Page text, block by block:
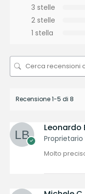
3 stelle
2 stelle
1 stella
Recensione 1-5 di 8
Leonardo
Molto